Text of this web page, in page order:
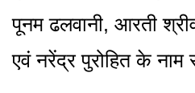
पूनम ढलवानी, आरती
एवं नरेंद्र पुरोहित के नाम